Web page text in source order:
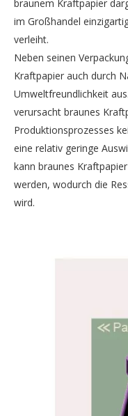
braunem Kraftpapier
im Großhandel
verleiht.
Neben seinen
Kraftpapier auch durch
Umweltfreundlichkeit
verursacht braunes
Produktionsprozesses
eine relativ geringe
kann braunes
werden, wodurch die
wird.